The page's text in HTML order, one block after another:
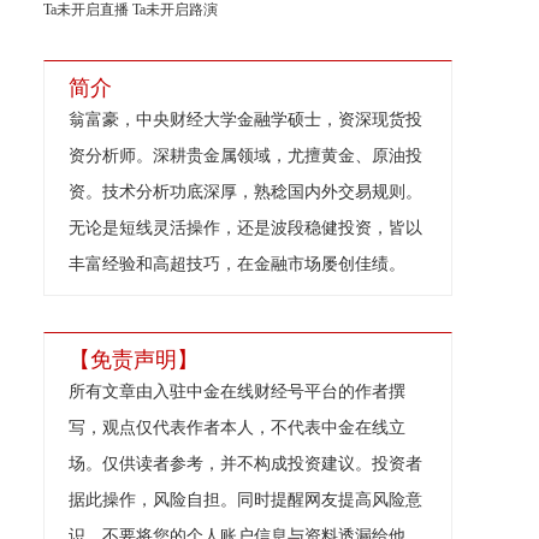
Ta未开启直播 Ta未开启路演
简介
翁富豪，中央财经大学金融学硕士，资深现货投
资分析师。深耕贵金属领域，尤擅黄金、原油投
资。技术分析功底深厚，熟稔国内外交易规则。
无论是短线灵活操作，还是波段稳健投资，皆以
丰富经验和高超技巧，在金融市场屡创佳绩。
【免责声明】
所有文章由入驻中金在线财经号平台的作者撰
写，观点仅代表作者本人，不代表中金在线立
场。仅供读者参考，并不构成投资建议。投资者
据此操作，风险自担。同时提醒网友提高风险意